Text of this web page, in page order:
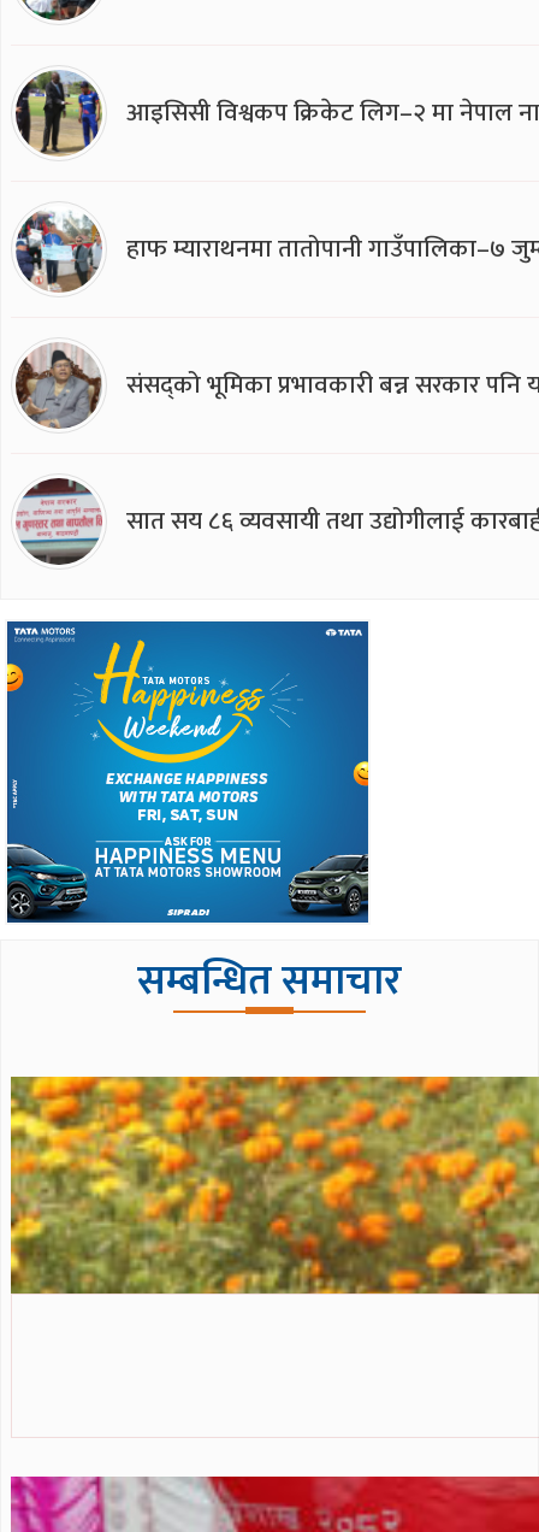
आइसिसी विश्वकप क्रिकेट लिग–२ मा नेपाल
हाफ म्याराथनमा तातोपानी गाउँपालिका–७
संसद्को भूमिका प्रभावकारी बन्न सरकार पनि
सात सय ८६ व्यवसायी तथा उद्योगीलाई
सम्बन्धित समाचार